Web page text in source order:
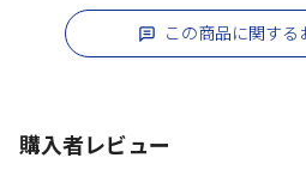
この商品に関する
購入者レビュー